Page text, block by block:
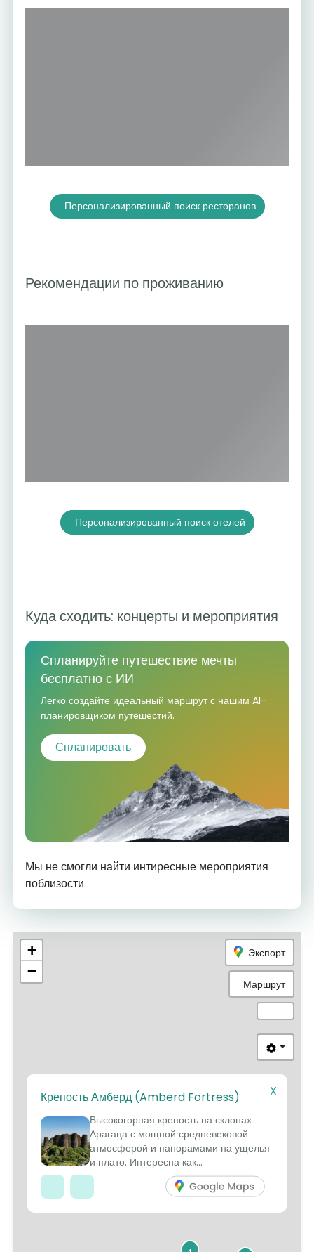
Персонализированный поиск ресторанов
Рекомендации по проживанию
Персонализированный поиск отелей
Куда сходить: концерты и мероприятия
Спланируйте путешествие мечты
бесплатно с ИИ
Легко создайте идеальный маршрут с нашим AI-
планировщиком путешестий.
Спланировать
Мы не смогли найти интиресные мероприятия
поблизости
8
+
−
Экспорт
Маршрут
X
Крепость Амберд (Amberd Fortress)
Высокогорная крепость на склонах
Арагаца с мощной средневековой
атмосферой и панорамами на ущелья
и плато. Интересна как...